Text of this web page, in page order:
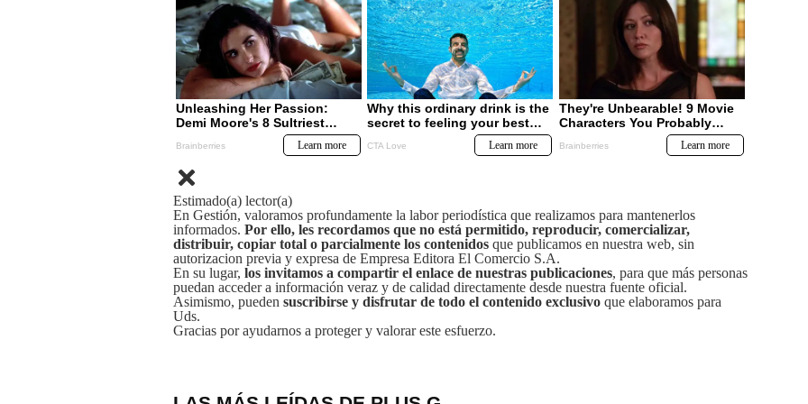
Estimado(a) lector(a)
En Gestión, valoramos profundamente la labor periodística que realizamos para mantenerlos
informados. Por ello, les recordamos que no está permitido, reproducir, comercializar,
distribuir, copiar total o parcialmente los contenidos que publicamos en nuestra web, sin
autorizacion previa y expresa de Empresa Editora El Comercio S.A.
En su lugar, los invitamos a compartir el enlace de nuestras publicaciones, para que más personas
puedan acceder a información veraz y de calidad directamente desde nuestra fuente oficial.
Asimismo, pueden suscribirse y disfrutar de todo el contenido exclusivo que elaboramos para
Uds.
Gracias por ayudarnos a proteger y valorar este esfuerzo.